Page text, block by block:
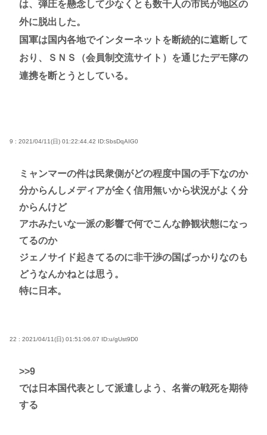
は、弾圧を懸念して少なくとも数千人の市民が地区の
外に脱出した。
国軍は国内各地でインターネットを断続的に遮断して
おり、ＳＮＳ（会員制交流サイト）を通じたデモ隊の
連携を断とうとしている。
9 : 2021/04/11(日) 01:22:44.42 ID:SbsDqAIG0
ミャンマーの件は民衆側がどの程度中国の手下なのか
分からんしメディアが全く信用無いから状況がよく分
からんけど
アホみたいな一派の影響で何でこんな静観状態になっ
てるのか
ジェノサイド起きてるのに非干渉の国ばっかりなのも
どうなんかねとは思う。
特に日本。
22 : 2021/04/11(日) 01:51:06.07 ID:u/gUst9D0
>>9
では日本国代表として派遣しよう、名誉の戦死を期待
する